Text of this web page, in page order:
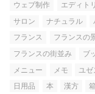
ウェブ制作
エディト
サロン
ナチュラル
フランス
フランスの
フランスの街並み
ブ
メニュー
メモ ユゼ
日用品
本 漢方 箱